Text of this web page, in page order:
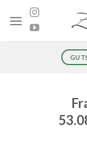
Inhalt